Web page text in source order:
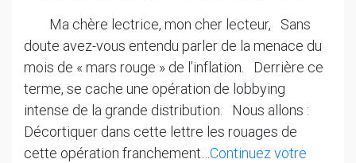
Ma chère lectrice, mon cher lecteur, Sans
doute avez-vous entendu parler de la menace du
mois de « mars rouge » de l’inflation. Derrière ce
terme, se cache une opération de lobbying
intense de la grande distribution. Nous allons :
Décortiquer dans cette lettre les rouages de
cette opération franchement…Continuez votre